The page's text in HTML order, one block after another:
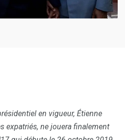
en vigueur, Étienne
expatriés, ne jouera finalement